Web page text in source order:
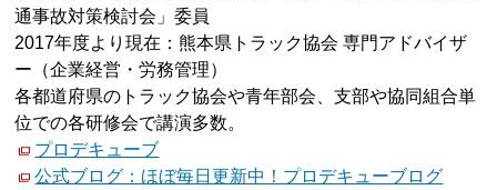
通事故対策検討会」委員
2017年度より現在：熊本県トラック協会 専門アドバイザ
ー（企業経営・労務管理）
各都道府県のトラック協会や青年部会、支部や協同組合単
位での各研修会で講演多数。
プロデキューブ
公式ブログ：ほぼ毎日更新中！プロデキューブログ